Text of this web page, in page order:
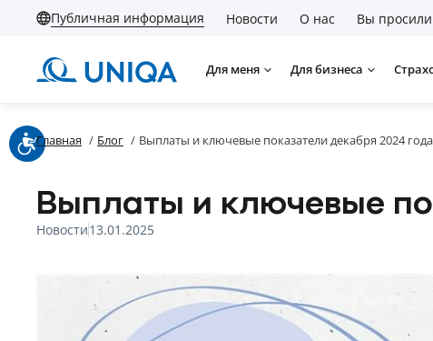
Публичная информация Новости О нас Вы
Для меня Для бизнеса
Главная / Блог / Выплаты и ключевые показатели декабря 2024 года
Выплаты и ключевые
Новости13.01.2025